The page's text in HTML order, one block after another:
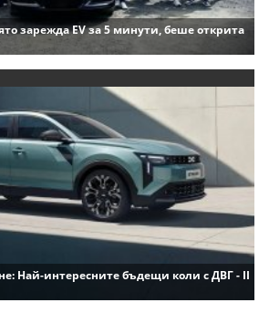
зарежда EV за 5 минути, беше открита
Най-интересните бъдещи коли с ДВГ - II